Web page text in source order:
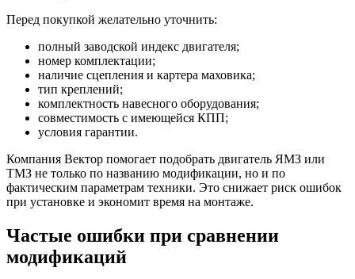
Перед покупкой желательно уточнить:
полный заводской индекс двигателя;
номер комплектации;
наличие сцепления и картера маховика;
тип креплений;
комплектность навесного оборудования;
совместимость с имеющейся КПП;
условия гарантии.
Компания Вектор помогает подобрать двигатель ЯМЗ или
ТМЗ не только по названию модификации, но и по
фактическим параметрам техники. Это снижает риск ошибок
при установке и экономит время на монтаже.
Частые ошибки при сравнении
модификаций